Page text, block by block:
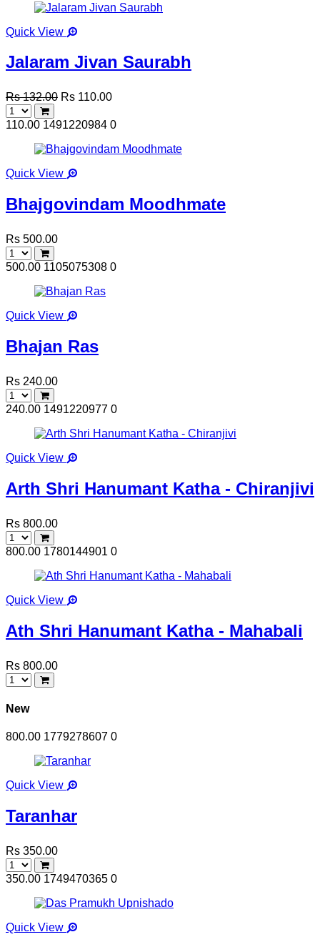
Quick View
Jalaram Jivan Saurabh
Rs 132.00 Rs 110.00
110.00 1491220984 0
Quick View
Bhajgovindam Moodhmate
Rs 500.00
500.00 1105075308 0
Quick View
Bhajan Ras
Rs 240.00
240.00 1491220977 0
Quick View
Arth Shri Hanumant Katha - Chiranjivi
Rs 800.00
800.00 1780144901 0
Quick View
Ath Shri Hanumant Katha - Mahabali
Rs 800.00
New
800.00 1779278607 0
Quick View
Taranhar
Rs 350.00
350.00 1749470365 0
Quick View